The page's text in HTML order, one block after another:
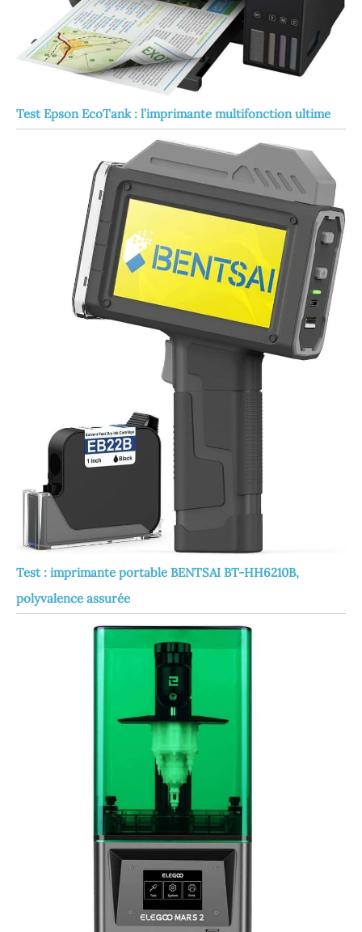
Test Epson EcoTank : l’imprimante multifonction ultime
Test : imprimante portable BENTSAI BT-HH6210B,
polyvalence assurée